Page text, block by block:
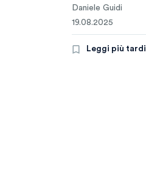
Daniele Guidi
19.08.2025
Leggi più tardi